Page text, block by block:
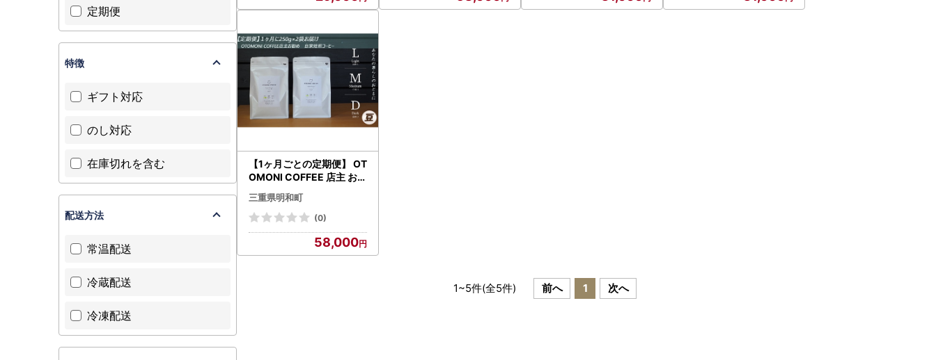
-0
M1640-0
0
【1ヶ月ごとの定期便】 OT
OMONI COFFEE 店主 お勧
め 豆をお届け！２５０g×
２袋「豆」 OT5 コーヒー
珈琲 焙煎 自家焙煎 豆 粉 C
OFFEE おすすめ くつろぎ
おうち時間 定期便 M1638
-0
三重県明和町
(0)
58,000
1~5件(全5件) 前へ 1 次へ
定期便
特徴
ギフト対応
のし対応
在庫切れを含む
配送方法
常温配送
冷蔵配送
冷凍配送